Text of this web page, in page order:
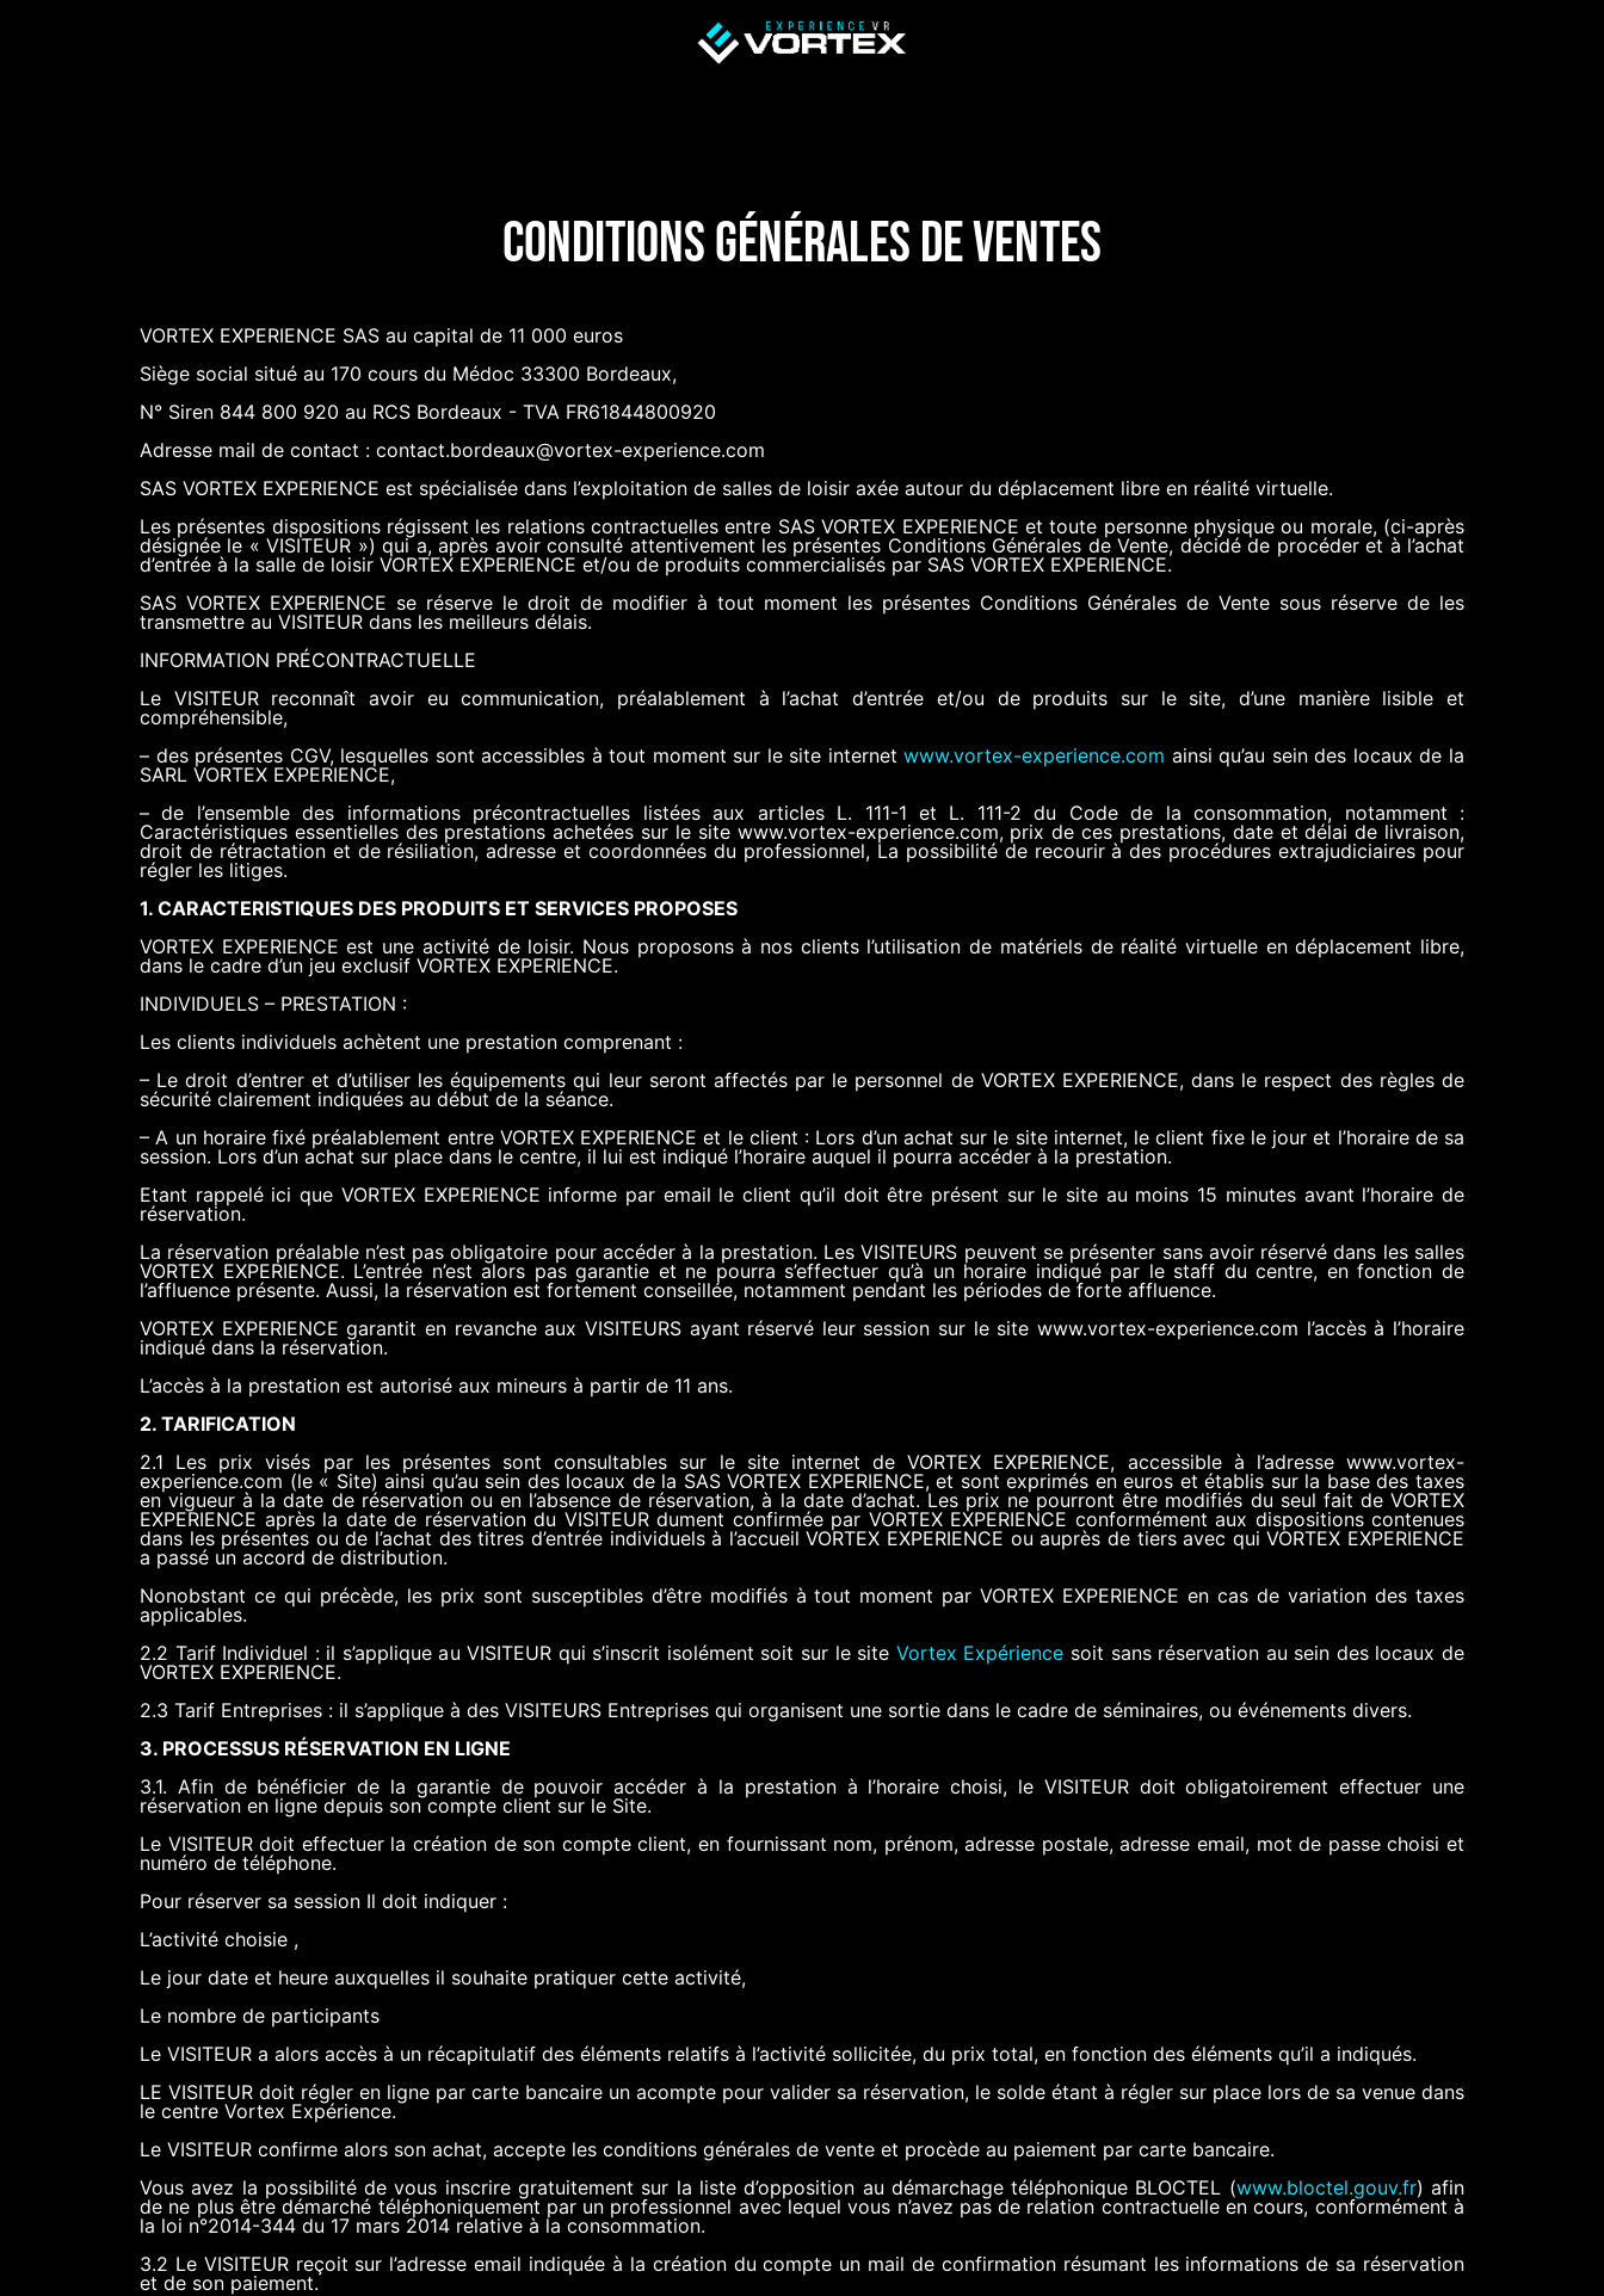
Conditions Générales de Ventes
VORTEX EXPERIENCE SAS au capital de 11 000 euros
Siège social situé au 170 cours du Médoc 33300 Bordeaux,
N° Siren 844 800 920 au RCS Bordeaux - TVA FR61844800920
Adresse mail de contact : contact.bordeaux@vortex-experience.com
SAS VORTEX EXPERIENCE est spécialisée dans l’exploitation de salles de loisir axée autour du déplacement libre en réalité virtuelle.
Les présentes dispositions régissent les relations contractuelles entre SAS VORTEX EXPERIENCE et toute personne physique ou morale, (ci-après
désignée le « VISITEUR ») qui a, après avoir consulté attentivement les présentes Conditions Générales de Vente, décidé de procéder et à l’achat
d’entrée à la salle de loisir VORTEX EXPERIENCE et/ou de produits commercialisés par SAS VORTEX EXPERIENCE.
SAS VORTEX EXPERIENCE se réserve le droit de modifier à tout moment les présentes Conditions Générales de Vente sous réserve de les
transmettre au VISITEUR dans les meilleurs délais.
INFORMATION PRÉCONTRACTUELLE
Le VISITEUR reconnaît avoir eu communication, préalablement à l’achat d’entrée et/ou de produits sur le site, d’une manière lisible et
compréhensible,
– des présentes CGV, lesquelles sont accessibles à tout moment sur le site internetwww.vortex-experience.com ainsi qu’au sein des locaux de la
SARL VORTEX EXPERIENCE,
– de l’ensemble des informations précontractuelles listées aux articles L. 111-1 et L. 111-2 du Code de la consommation, notamment :
Caractéristiques essentielles des prestations achetées sur le site www.vortex-experience.com, prix de ces prestations, date et délai de livraison,
droit de rétractation et de résiliation, adresse et coordonnées du professionnel, La possibilité de recourir à des procédures extrajudiciaires pour
régler les litiges.
1. CARACTERISTIQUES DES PRODUITS ET SERVICES PROPOSES
VORTEX EXPERIENCE est une activité de loisir. Nous proposons à nos clients l’utilisation de matériels de réalité virtuelle en déplacement libre,
dans le cadre d’un jeu exclusif VORTEX EXPERIENCE.
INDIVIDUELS – PRESTATION :
Les clients individuels achètent une prestation comprenant :
– Le droit d’entrer et d’utiliser les équipements qui leur seront affectés par le personnel de VORTEX EXPERIENCE, dans le respect des règles de
sécurité clairement indiquées au début de la séance.
– A un horaire fixé préalablement entre VORTEX EXPERIENCE et le client : Lors d’un achat sur le site internet, le client fixe le jour et l’horaire de sa
session. Lors d’un achat sur place dans le centre, il lui est indiqué l’horaire auquel il pourra accéder à la prestation.
Etant rappelé ici que VORTEX EXPERIENCE informe par email le client qu’il doit être présent sur le site au moins 15 minutes avant l’horaire de
réservation.
La réservation préalable n’est pas obligatoire pour accéder à la prestation. Les VISITEURS peuvent se présenter sans avoir réservé dans les salles
VORTEX EXPERIENCE. L’entrée n’est alors pas garantie et ne pourra s’effectuer qu’à un horaire indiqué par le staff du centre, en fonction de
l’affluence présente. Aussi, la réservation est fortement conseillée, notamment pendant les périodes de forte affluence.
VORTEX EXPERIENCE garantit en revanche aux VISITEURS ayant réservé leur session sur le site www.vortex-experience.com l’accès à l’horaire
indiqué dans la réservation.
L’accès à la prestation est autorisé aux mineurs à partir de 11 ans.
2. TARIFICATION
2.1 Les prix visés par les présentes sont consultables sur le site internet de VORTEX EXPERIENCE, accessible à l’adresse www.vortex-
experience.com (le « Site) ainsi qu’au sein des locaux de la SAS VORTEX EXPERIENCE, et sont exprimés en euros et établis sur la base des taxes
en vigueur à la date de réservation ou en l’absence de réservation, à la date d’achat. Les prix ne pourront être modifiés du seul fait de VORTEX
EXPERIENCE après la date de réservation du VISITEUR dument confirmée par VORTEX EXPERIENCE conformément aux dispositions contenues
dans les présentes ou de l’achat des titres d’entrée individuels à l’accueil VORTEX EXPERIENCE ou auprès de tiers avec qui VORTEX EXPERIENCE
a passé un accord de distribution.
Nonobstant ce qui précède, les prix sont susceptibles d’être modifiés à tout moment par VORTEX EXPERIENCE en cas de variation des taxes
applicables.
2.2 Tarif Individuel : il s’applique au VISITEUR qui s’inscrit isolément soit sur le site Vortex Expérience soit sans réservation au sein des locaux de
VORTEX EXPERIENCE.
2.3 Tarif Entreprises : il s’applique à des VISITEURS Entreprises qui organisent une sortie dans le cadre de séminaires, ou événements divers.
3. PROCESSUS RÉSERVATION EN LIGNE
3.1. Afin de bénéficier de la garantie de pouvoir accéder à la prestation à l’horaire choisi, le VISITEUR doit obligatoirement effectuer une
réservation en ligne depuis son compte client sur le Site.
Le VISITEUR doit effectuer la création de son compte client, en fournissant nom, prénom, adresse postale, adresse email, mot de passe choisi et
numéro de téléphone.
Pour réserver sa session Il doit indiquer :
L’activité choisie ,
Le jour date et heure auxquelles il souhaite pratiquer cette activité,
Le nombre de participants
Le VISITEUR a alors accès à un récapitulatif des éléments relatifs à l’activité sollicitée, du prix total, en fonction des éléments qu’il a indiqués.
LE VISITEUR doit régler en ligne par carte bancaire un acompte pour valider sa réservation, le solde étant à régler sur place lors de sa venue dans
le centre Vortex Expérience.
Le VISITEUR confirme alors son achat, accepte les conditions générales de vente et procède au paiement par carte bancaire.
​Vous avez la possibilité de vous inscrire gratuitement sur la liste d’opposition au démarchage téléphonique BLOCTEL (www.bloctel.gouv.fr) afin
de ne plus être démarché téléphoniquement par un professionnel avec lequel vous n’avez pas de relation contractuelle en cours, conformément à
la loi n°2014-344 du 17 mars 2014 relative à la consommation.
3.2 Le VISITEUR reçoit sur l’adresse email indiquée à la création du compte un mail de confirmation résumant les informations de sa réservation
et de son paiement.